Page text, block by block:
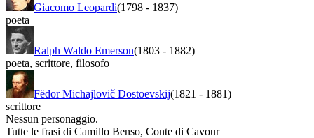
Giacomo Leopardi(1798 - 1837)
poeta
Ralph Waldo Emerson(1803 - 1882)
poeta, scrittore, filosofo
Fëdor Michajlovič Dostoevskij(1821 - 1881)
scrittore
Nessun personaggio.
Tutte le frasi di Camillo Benso, Conte di Cavour